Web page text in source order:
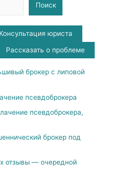
Поиск
Консультация юриста
Рассказать о проблеме
брокер с липовой
псевдоброкера
псевдоброкера,
брокер под
отзывы — очередной